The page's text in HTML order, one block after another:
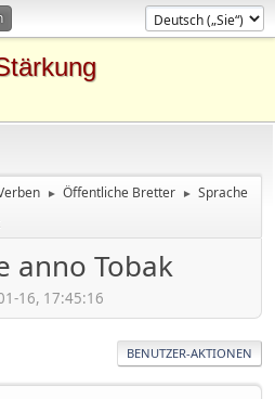
► Öffentliche Bretter ► Sprache
anno Tobak
16, 17:45:16
BENUTZER-AKTIONEN